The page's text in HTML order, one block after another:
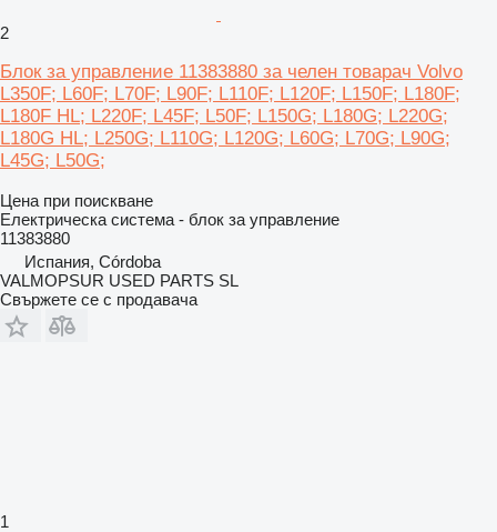
2
Блок за управление 11383880 за челен товарач Volvo
L350F; L60F; L70F; L90F; L110F; L120F; L150F; L180F;
L180F HL; L220F; L45F; L50F; L150G; L180G; L220G;
L180G HL; L250G; L110G; L120G; L60G; L70G; L90G;
L45G; L50G;
Цена при поискване
Електрическа система - блок за управление
11383880
Испания, Córdoba
VALMOPSUR USED PARTS SL
Свържете се с продавача
1